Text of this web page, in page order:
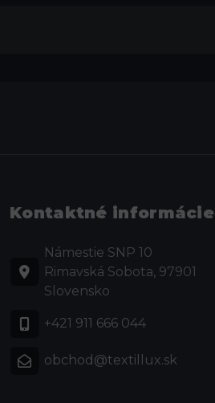
Kontaktné informácie
Námestie SNP 10
Rimavská Sobota, 97901
Slovensko
+421 911 666 044
obchod@textillux.sk